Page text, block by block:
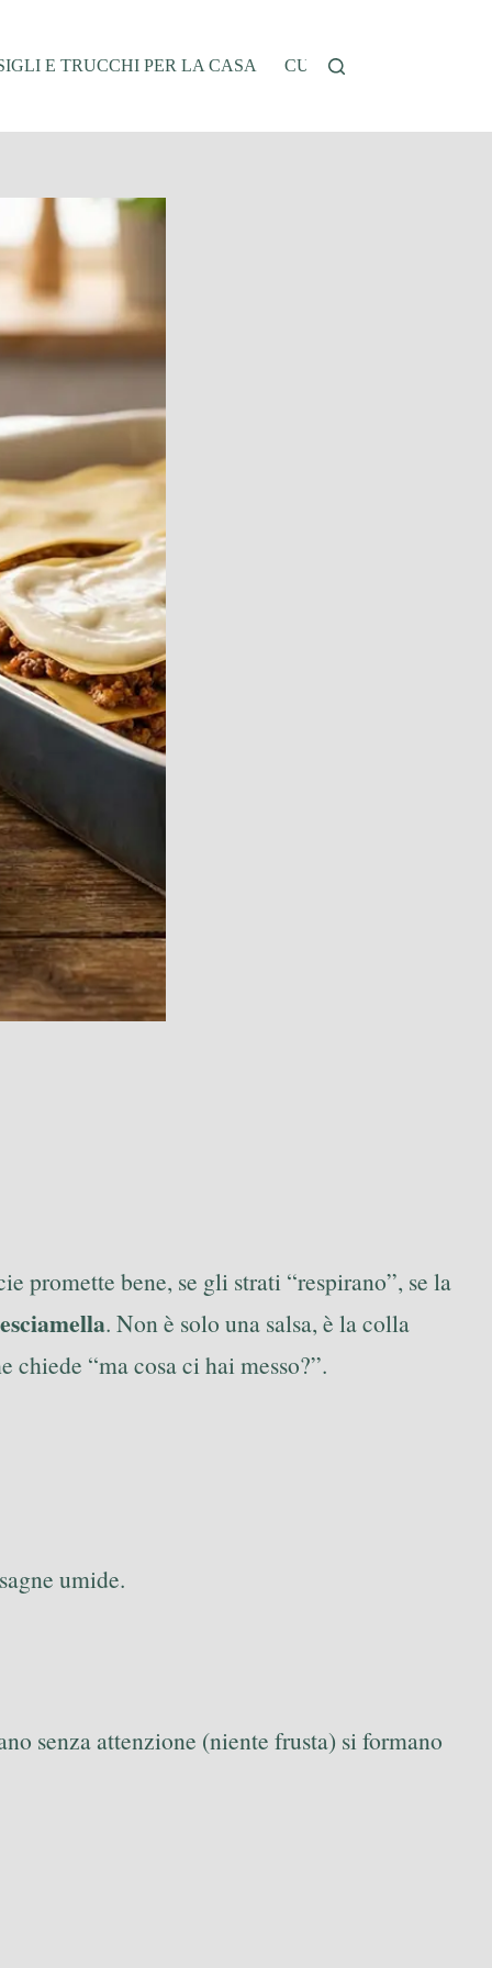
E TRUCCHI PER LA CASA CUCINA E RICETTE
promette bene, se gli strati “respirano”, se la
. Non è solo una salsa, è la colla
chiede “ma cosa ci hai messo?”.
umide.
senza attenzione (niente frusta) si formano